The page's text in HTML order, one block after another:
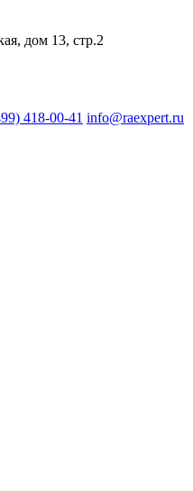
дом 13, стр.2
418-00-41 info@raexpert.ru